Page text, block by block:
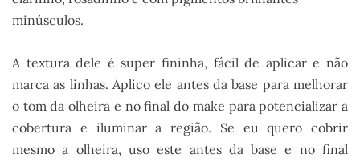
minúsculos.
A textura dele é super fininha, fácil de aplicar e não
marca as linhas. Aplico ele antes da base para melhorar
o tom da olheira e no final do make para potencializar a
cobertura e iluminar a região. Se eu quero cobrir
mesmo a olheira, uso este antes da base e no final